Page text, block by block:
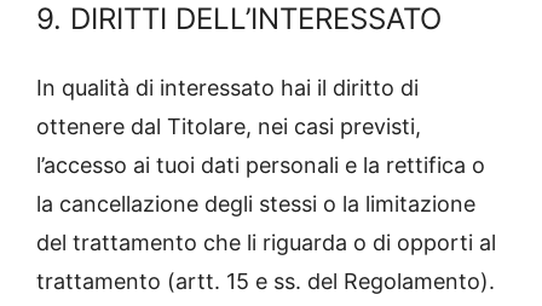
9. DIRITTI DELL’INTERESSATO
In qualità di interessato hai il diritto di
ottenere dal Titolare, nei casi previsti,
l’accesso ai tuoi dati personali e la rettifica o
la cancellazione degli stessi o la limitazione
del trattamento che li riguarda o di opporti al
trattamento (artt. 15 e ss. del Regolamento).